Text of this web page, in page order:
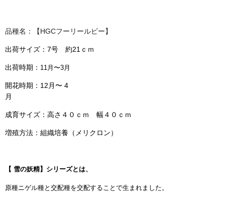
品種名：【HGCフーリールビー】
出荷サイズ：7号 約21ｃｍ
出荷時期： 11月〜3月
開花時期：12月〜 4
月
成育サイズ：高さ４０ｃｍ 幅４０ｃｍ
増殖方法：組織培養（メリクロン）
【 雪の妖精】シリーズとは、
原種ニゲル種と交配種を交配することで生まれました。